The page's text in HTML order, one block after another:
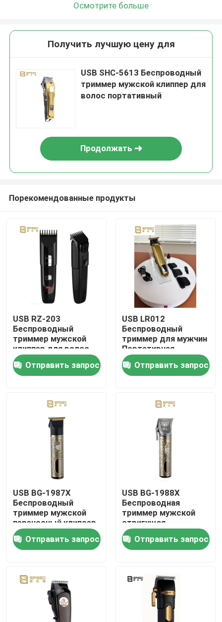
Дома
О Компании
Продукция
Профессиональная стрижка волос
Возобновляемая стрижка волос
Беспроводная стрижка волос
Водостойкая стрижка волос
Осмотрите больше
Получить лучшую цену для
USB SHC-5613 Беспроводный
триммер мужской клиппер для
волос портативный
Продолжать
Порекомендованные продукты
USB RZ-203
Беспроводный
триммер мужской
клиппер для волос
портативный
Отправить запрос
USB LR012
Беспроводный
триммер для мужчин
Портативная
стрижка волос
Отправить запрос
USB BG-1987X
Беспроводный
триммер мужской
переносный клипсер
Отправить запрос
USB BG-1988X
Беспроводная
триммер мужской
стригущая
переносный
Отправить запрос